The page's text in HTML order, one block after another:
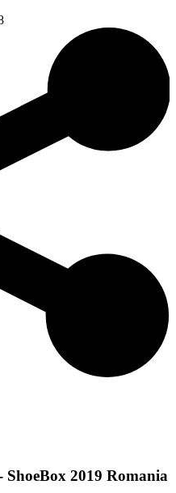
2019 Romania